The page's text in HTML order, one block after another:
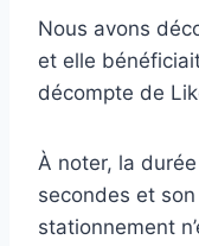
Nous avons
et elle
décompte de
À noter, la
secondes et
stationnement